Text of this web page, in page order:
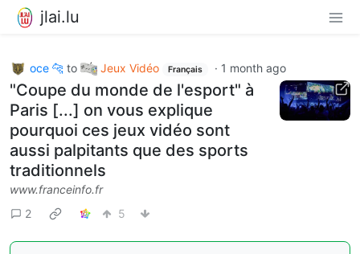
jlai.lu
oce 🐆 to Jeux Vidéo Français · 1 month ago
"Coupe du monde de l'esport" à
Paris [...] on vous explique
pourquoi ces jeux vidéo sont
aussi palpitants que des sports
traditionnels
www.franceinfo.fr
2
5